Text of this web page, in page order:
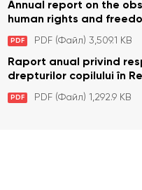
Annual report on the
human rights and
Republic of Moldova in
PDF PDF (Файл) 3,509.1 KB
Raport anual privind
drepturilor copilului în
Moldova în anul 2023
PDF PDF (Файл) 1,292.9 KB